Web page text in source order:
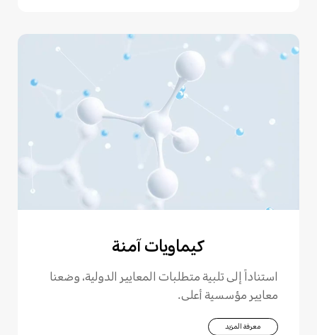
كيماويات آمنة
استناداً إلى تلبية متطلبات المعايير الدولية، وضعنا
معايير مؤسسية أعلى.
معرفة المزيد